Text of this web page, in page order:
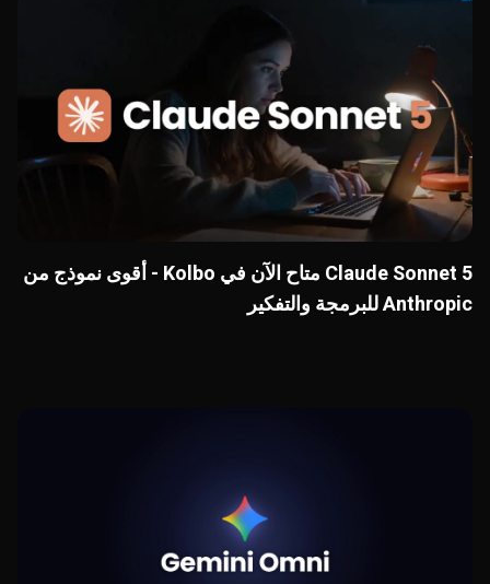
Claude Sonnet 5 متاح الآن في Kolbo - أقوى نموذج من
Anthropic للبرمجة والتفكير